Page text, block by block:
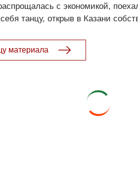
с экономикой,
танцу, открыв в Казани
материала